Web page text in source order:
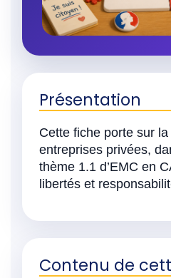
Présentation
Cette fiche porte sur
entreprises privées,
thème 1.1 d’EMC en
libertés et
Contenu de